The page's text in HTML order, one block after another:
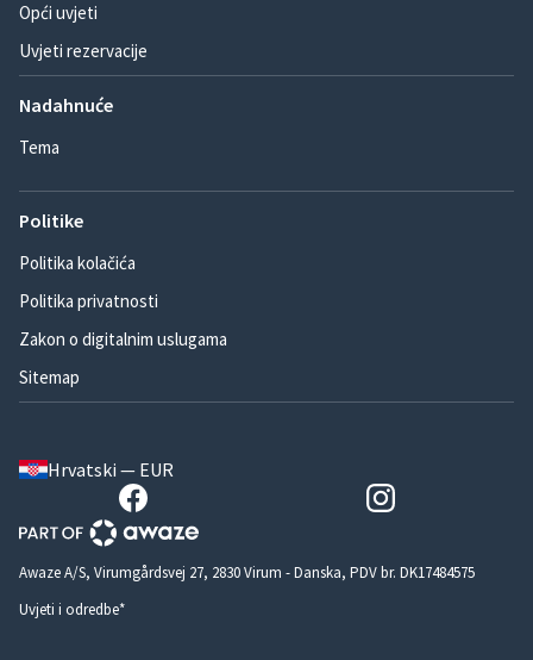
Opći uvjeti
Uvjeti rezervacije
Nadahnuće
Tema
Politike
Politika kolačića
Politika privatnosti
Zakon o digitalnim uslugama
Sitemap
Hrvatski — EUR
Awaze A/S, Virumgårdsvej 27, 2830 Virum - Danska, PDV br. DK17484575
Uvjeti i odredbe*